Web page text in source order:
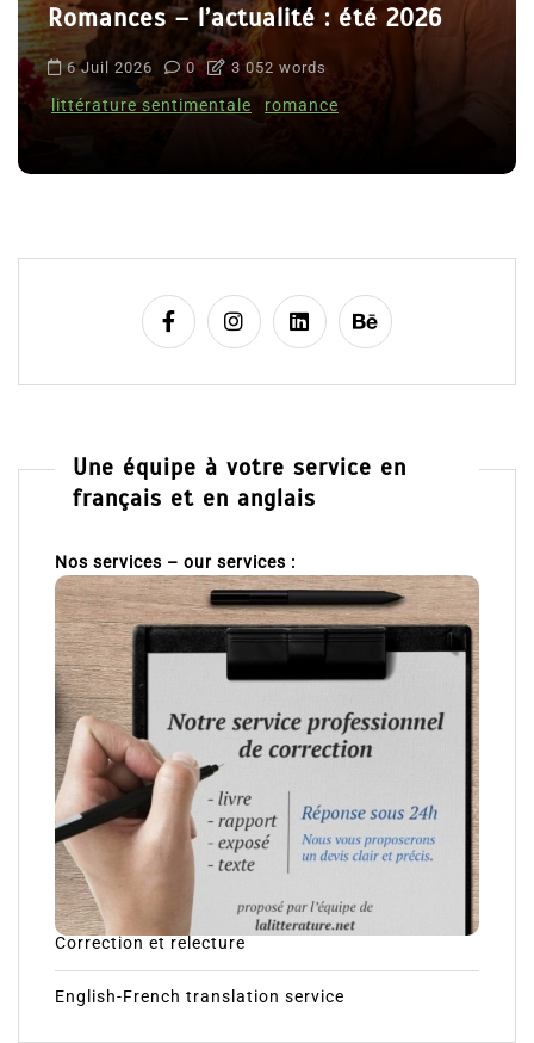
Romances – l’actualité : été 2026
6 Juil 2026 0 3 052 words
littérature sentimentale romance
Une équipe à votre service en
français et en anglais
Nos services – our services :
Correction et relecture
English-French translation service